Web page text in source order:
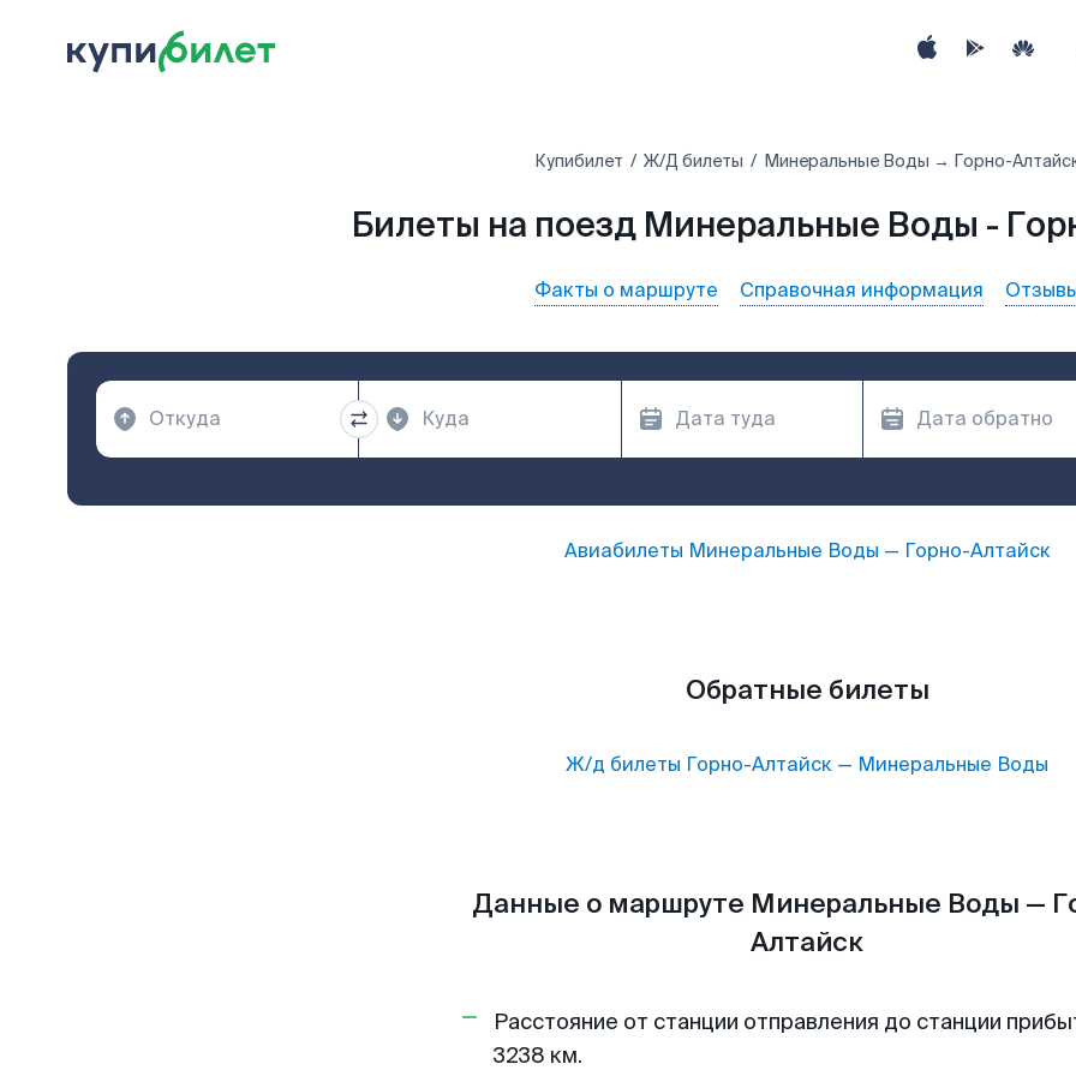
Купибилет Ж/Д билеты Минеральные Воды → Горно-
Билеты на поезд Минеральные Воды -
Факты о маршруте Справочная информация
Авиабилеты Минеральные Воды — Горно-Алтайск
Обратные билеты
Ж/д билеты Горно-Алтайск — Минеральные Воды
Данные о маршруте Минеральные Воды —
Алтайск
Расстояние от станции отправления до станции
3238 км.